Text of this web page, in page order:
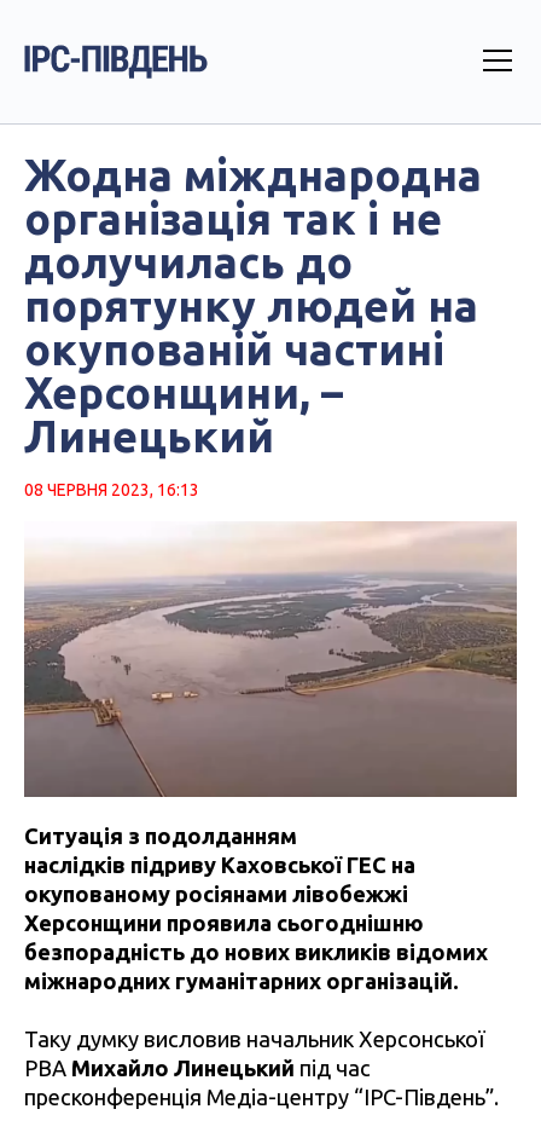
Жодна міжднародна
організація так і не
долучилась до
порятунку людей на
окупованій частині
Херсонщини, –
Линецький
08 ЧЕРВНЯ 2023, 16:13
Ситуація з подолданням
наслідків підриву Каховської ГЕС на
окупованому росіянами лівобежжі
Херсонщини проявила сьогоднішню
безпорадність до нових викликів відомих
міжнародних гуманітарних організацій.
Таку думку висловив начальник Херсонської
РВА Михайло Линецький під час
пресконференція Медіа-центру “IPC-Південь”.